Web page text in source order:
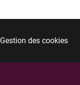
Gestion des cookies